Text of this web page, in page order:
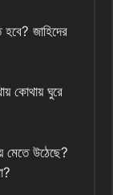
জাহিদের
কোথায় ঘুরে
মেতে উঠেছে?